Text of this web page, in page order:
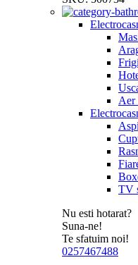
Aer
TV
Nu esti hotarat?
Suna-ne!
Te sfatuim noi!
0257467488